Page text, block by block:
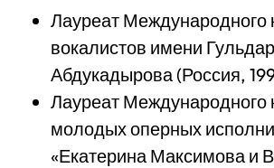
Лауреат Международного
вокалистов имени
Абдукадырова (Россия,
Лауреат Международного
молодых оперных
«Екатерина Максимова и